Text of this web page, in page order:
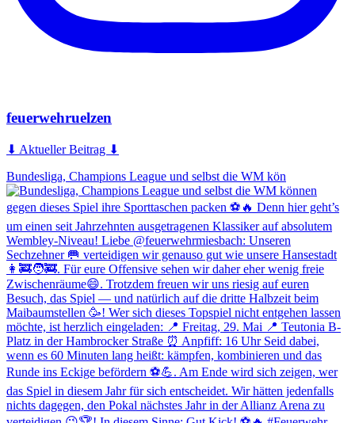
feuerwehruelzen
⬇ Aktueller Beitrag ⬇
Bundesliga, Champions League und selbst die WM kön